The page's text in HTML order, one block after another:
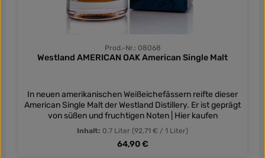
Prod.-Nr.: 08068
Westland AMERICAN OAK American Single Malt
In neuen amerikanischen Weißeichefässern reifte dieser
American Single Malt der Westland Distillery. Er ist geprägt
von süßen und fruchtigen Noten | Hier kaufen
Inhalt: 0.7 Liter (92,71 € / 1 Liter)
Regulärer Preis:
64,90 €